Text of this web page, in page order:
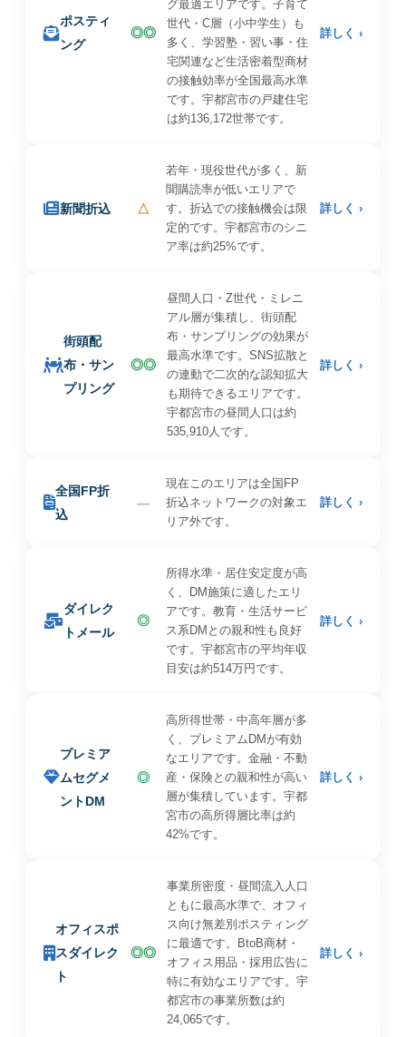
ポスティ
ング
◎◎
グ最適エリアです。子育て
世代・C層（小中学生）も
多く、学習塾・習い事・住
宅関連など生活密着型商材
の接触効率が全国最高水準
です。宇都宮市の戸建住宅
は約136,172世帯です。
詳しく ›
新聞折込 △
若年・現役世代が多く、新
聞購読率が低いエリアで
す。折込での接触機会は限
定的です。宇都宮市のシニ
ア率は約25%です。
詳しく ›
街頭配
布・サン
プリング
◎◎
昼間人口・Z世代・ミレニ
アル層が集積し、街頭配
布・サンプリングの効果が
最高水準です。SNS拡散と
の連動で二次的な認知拡大
も期待できるエリアです。
宇都宮市の昼間人口は約
535,910人です。
詳しく ›
全国FP折
込
—
現在このエリアは全国FP
折込ネットワークの対象エ
リア外です。
詳しく ›
ダイレク
トメール
◎
所得水準・居住安定度が高
く、DM施策に適したエリ
アです。教育・生活サービ
ス系DMとの親和性も良好
です。宇都宮市の平均年収
目安は約514万円です。
詳しく ›
プレミア
ムセグメ
ントDM
◎
高所得世帯・中高年層が多
く、プレミアムDMが有効
なエリアです。金融・不動
産・保険との親和性が高い
層が集積しています。宇都
宮市の高所得層比率は約
42%です。
詳しく ›
オフィスポ
スダイレク
ト
◎◎
事業所密度・昼間流入人口
ともに最高水準で、オフィ
ス向け無差別ポスティング
に最適です。BtoB商材・
オフィス用品・採用広告に
特に有効なエリアです。宇
都宮市の事業所数は約
24,065です。
詳しく ›